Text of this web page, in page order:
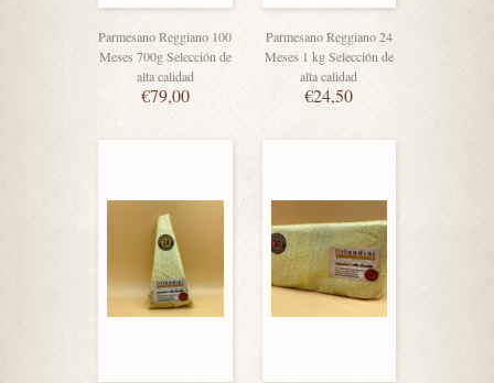
Parmesano Reggiano 100
Meses 700g Selección de
alta calidad
€79,00
Parmesano Reggiano 24
Meses 1 kg Selección de
alta calidad
€24,50